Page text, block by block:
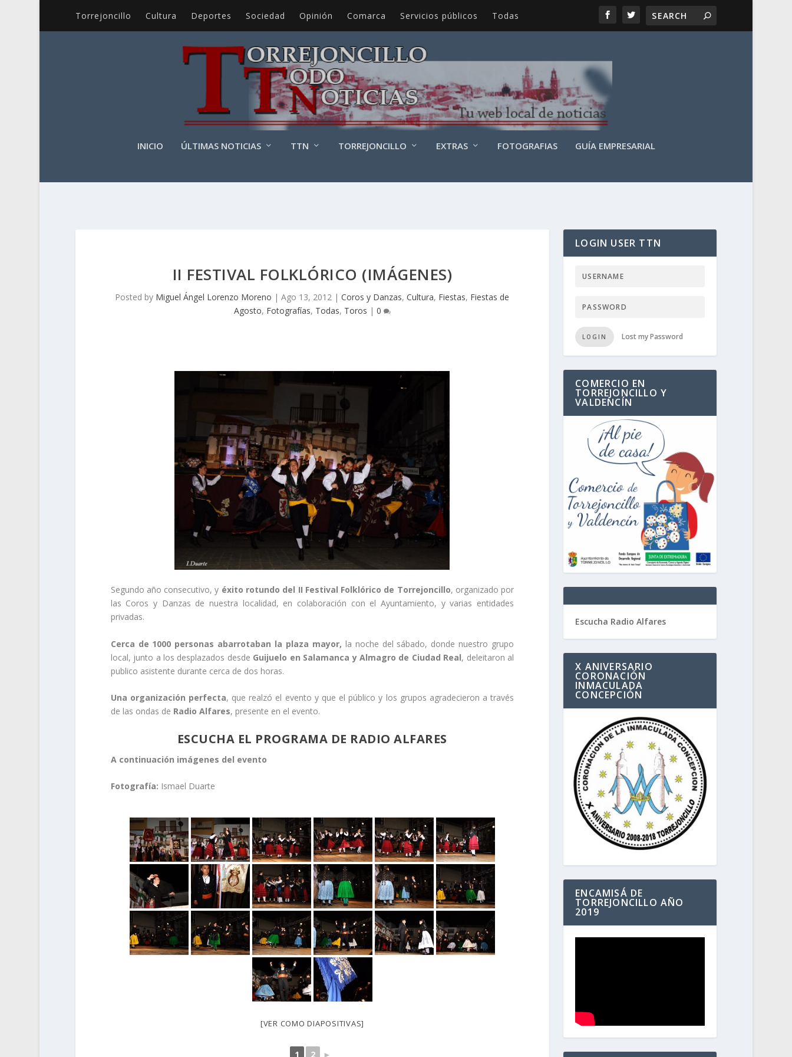
Torrejoncillo Cultura Deportes Sociedad Opinión Comarca Servicios públicos Todas
INICIO ÚLTIMAS NOTICIAS TTN TORREJONCILLO EXTRAS FOTOGRAFIAS GUÍA EMPRESARIAL
II FESTIVAL FOLKLÓRICO (IMÁGENES)
Posted by Miguel Ángel Lorenzo Moreno |Ago 13, 2012 |Coros y Danzas,Cultura, Fiestas, Fiestas de
Agosto, Fotografías, Todas, Toros | 0
Segundo año consecutivo, y éxito rotundo del II Festival Folklórico de Torrejoncillo, organizado por
las Coros y Danzas de nuestra localidad, en colaboración con el Ayuntamiento, y varias entidades
privadas.
Cerca de 1000 personas abarrotaban la plaza mayor, la noche del sábado, donde nuestro grupo
local, junto a los desplazados desde Guijuelo en Salamanca y Almagro de Ciudad Real, deleitaron al
publico asistente durante cerca de dos horas.
Una organización perfecta, que realzó el evento y que el público y los grupos agradecieron a través
de las ondas de Radio Alfares, presente en el evento.
ESCUCHA EL PROGRAMA DE RADIO ALFARES
A continuación imágenes del evento
Fotografía: Ismael Duarte
[VER COMO DIAPOSITIVAS]
1 2 ►
LOGIN USER TTN
LOGIN Lost my Password
COMERCIO EN
TORREJONCILLO Y
VALDENCÍN
Escucha Radio Alfares
X ANIVERSARIO
CORONACIÓN
INMACULADA
CONCEPCIÓN
ENCAMISÁ DE
TORREJONCILLO AÑO
2019